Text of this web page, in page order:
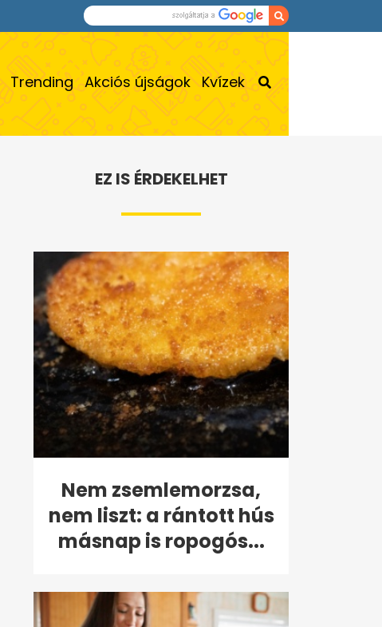
Trending Akciós újságok Kvízek
EZ IS ÉRDEKELHET
Nem zsemlemorzsa,
nem liszt: a rántott hús
másnap is ropogós...